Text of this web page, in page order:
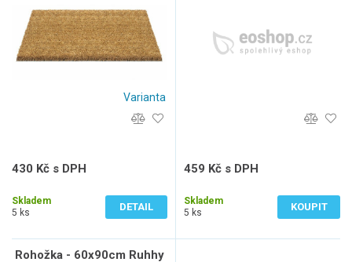
Varianta
430 Kč s DPH
Skladem
5 ks
DETAIL
459 Kč s DPH
Skladem
5 ks
KOUPIT
Rohožka - 60x90cm Ruhhy